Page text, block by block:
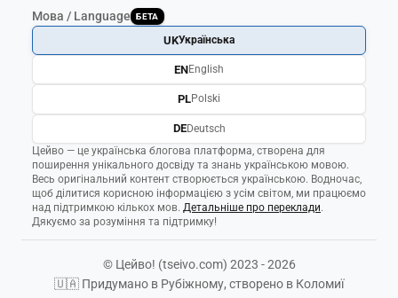
Мова / Language БЕТА
Цейво — це українська блогова платформа, створена для
поширення унікального досвіду та знань українською мовою.
Весь оригінальний контент створюється українською. Водночас,
щоб ділитися корисною інформацією з усім світом, ми працюємо
над підтримкою кількох мов. Детальніше про переклади.
Дякуємо за розуміння та підтримку!
UKУкраїнська
ENEnglish
PLPolski
DEDeutsch
© Цейво! (tseivo.com) 2023 - 2026
🇺🇦 Придумано в Рубіжному, створено в Коломиї